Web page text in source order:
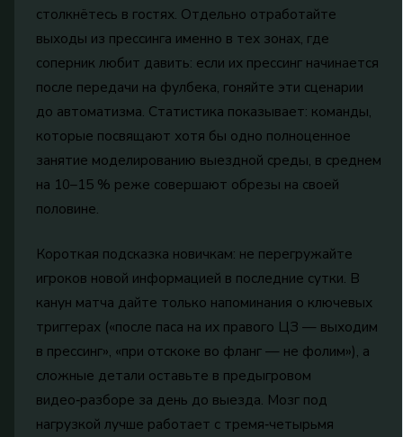
столкнётесь в гостях. Отдельно отработайте
выходы из прессинга именно в тех зонах, где
соперник любит давить: если их прессинг начинается
после передачи на фулбека, гоняйте эти сценарии
до автоматизма. Статистика показывает: команды,
которые посвящают хотя бы одно полноценное
занятие моделированию выездной среды, в среднем
на 10–15 % реже совершают обрезы на своей
половине.
Короткая подсказка новичкам: не перегружайте
игроков новой информацией в последние сутки. В
канун матча дайте только напоминания о ключевых
триггерах («после паса на их правого ЦЗ — выходим
в прессинг», «при отскоке во фланг — не фолим»), а
сложные детали оставьте в предыгровом
видео‑разборе за день до выезда. Мозг под
нагрузкой лучше работает с тремя‑четырьмя